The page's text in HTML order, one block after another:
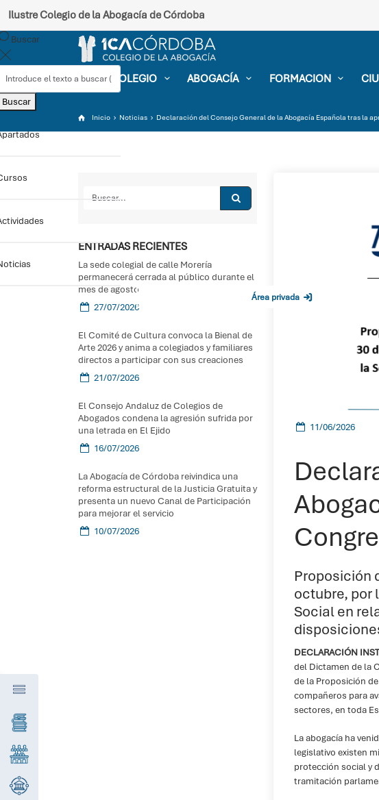
Ilustre Colegio de la Abogacía de Córdoba
EL COLEGIO ABOGACÍA FORMACION
Buscar
Buscar
Área privada
Inicio Noticias Declaración del Consejo General de la Abogacía Española tras la
ENTRADAS RECIENTES
La sede colegial de calle Morería
permanecerá cerrada al público durante el
mes de agosto
27/07/2026
El Comité de Cultura convoca la Bienal de
Arte 2026 y anima a colegiados y familiares
directos a participar con sus creaciones
21/07/2026
El Consejo Andaluz de Colegios de
Abogados condena la agresión sufrida por
una letrada en El Ejido
16/07/2026
La Abogacía de Córdoba reivindica una
reforma estructural de la Justicia Gratuita y
presenta un nuevo Canal de Participación
para mejorar el servicio
10/07/2026
11/06/2026
Proposición
octubre, por
Social en
DECLARACIÓN
del Dictamen de la
de la Proposición
compañeros para
sectores, en toda
La abogacía ha
legislativo existen
protección social y
tramitación